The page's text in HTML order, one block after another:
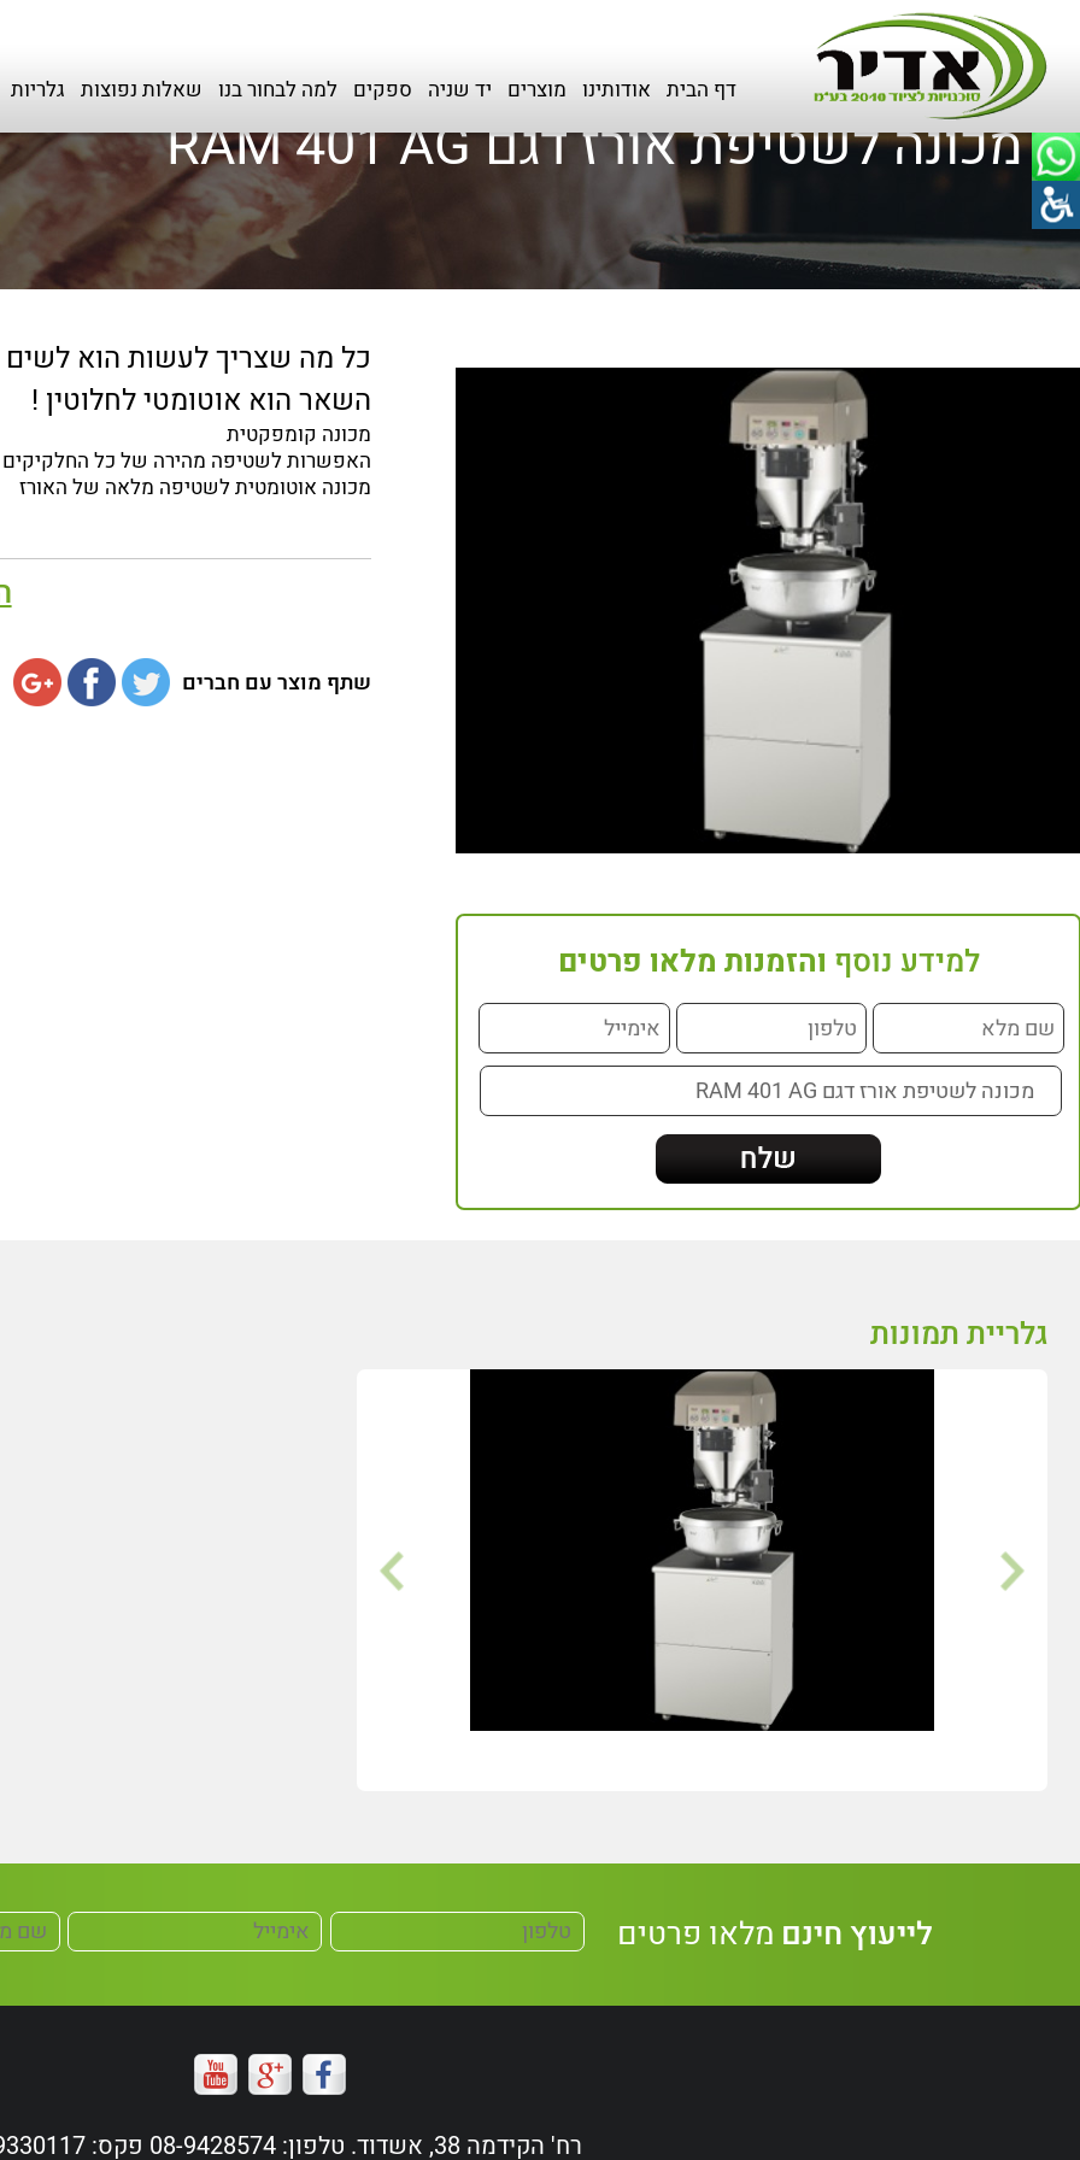
דף הבית אודותינו מוצרים יד שניה ספקים למה לבחור בנו שאלות נפוצות גלריות
דף הבית>מוצרים>מכונות לסושי
מכונה לשטיפת אורז דגם RAM 401 AG
כל מה שצריך לעשות הוא
השאר הוא אוטומטי לחלוטין !
מכונה קומפקטית
האפשרות לשטיפה מהירה של כל החלקיקים
מכונה אוטומטית לשטיפה מלאה של האורז
שתף מוצר עם חברים
למידע נוסף והזמנות מלאו פרטים
גלריית תמונות
לייעוץ חינם מלאו פרטים
רח' הקידמה 38, אשדוד. טלפון: 08-9428574 פקס: 08-9330117